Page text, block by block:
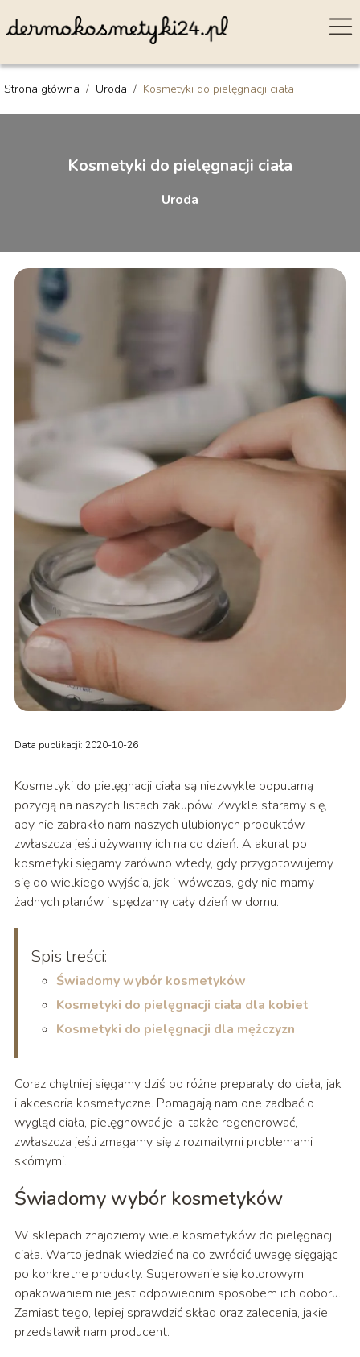
Strona główna / Uroda / Kosmetyki do pielęgnacji ciała
Kosmetyki do pielęgnacji ciała
Uroda
Data publikacji: 2020-10-26
Kosmetyki do pielęgnacji ciała są niezwykle popularną
pozycją na naszych listach zakupów. Zwykle staramy się,
aby nie zabrakło nam naszych ulubionych produktów,
zwłaszcza jeśli używamy ich na co dzień. A akurat po
kosmetyki sięgamy zarówno wtedy, gdy przygotowujemy
się do wielkiego wyjścia, jak i wówczas, gdy nie mamy
żadnych planów i spędzamy cały dzień w domu.
Spis treści:
Świadomy wybór kosmetyków
Kosmetyki do pielęgnacji ciała dla kobiet
Kosmetyki do pielęgnacji dla mężczyzn
Coraz chętniej sięgamy dziś po różne preparaty do ciała, jak
i akcesoria kosmetyczne. Pomagają nam one zadbać o
wygląd ciała, pielęgnować je, a także regenerować,
zwłaszcza jeśli zmagamy się z rozmaitymi problemami
skórnymi.
Świadomy wybór kosmetyków
W sklepach znajdziemy wiele kosmetyków do pielęgnacji
ciała. Warto jednak wiedzieć na co zwrócić uwagę sięgając
po konkretne produkty. Sugerowanie się kolorowym
opakowaniem nie jest odpowiednim sposobem ich doboru.
Zamiast tego, lepiej sprawdzić skład oraz zalecenia, jakie
przedstawił nam producent.